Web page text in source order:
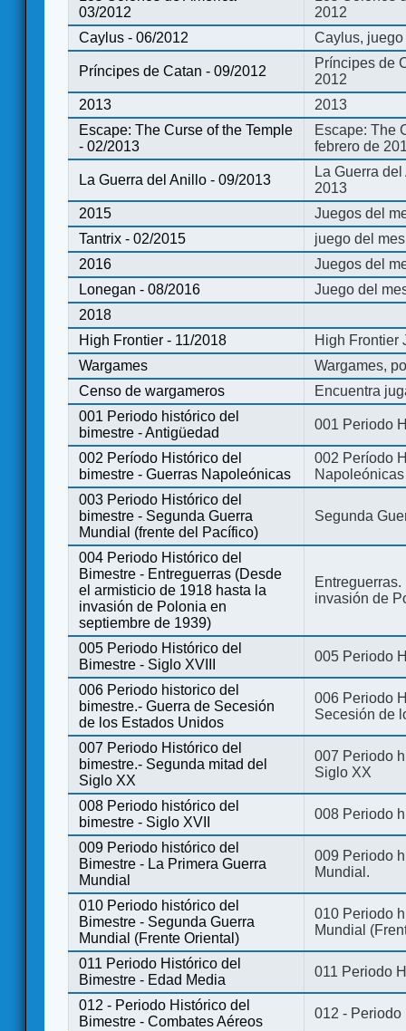
03/2012
2012
Caylus - 06/2012
Caylus,
Príncipes de Catan - 09/2012
Príncipes de
2012
2013
2013
Escape: The Curse of the Temple
- 02/2013
Escape: The
febrero de
La Guerra del Anillo - 09/2013
La Guerra
2013
2015
Juegos del
Tantrix - 02/2015
juego del
2016
Juegos del
Lonegan - 08/2016
Juego del
2018
High Frontier - 11/2018
High Frontier
Wargames
Wargames,
Censo de wargameros
Encuentra
001 Periodo histórico del
bimestre - Antigüedad
001 Periodo
002 Período Histórico del
bimestre - Guerras Napoleónicas
002 Período
Napoleónicas
003 Periodo Histórico del
bimestre - Segunda Guerra
Mundial (frente del Pacífico)
Segunda
004 Periodo Histórico del
Bimestre - Entreguerras (Desde
el armisticio de 1918 hasta la
invasión de Polonia en
septiembre de 1939)
invasión de
005 Periodo Histórico del
Bimestre - Siglo XVIII
005 Periodo
006 Periodo historico del
bimestre.- Guerra de Secesión
de los Estados Unidos
006 Periodo
Secesión de
007 Periodo Histórico del
bimestre.- Segunda mitad del
Siglo XX
007 Periodo
Siglo XX
008 Periodo histórico del
bimestre - Siglo XVII
008 Periodo
009 Periodo histórico del
Bimestre - La Primera Guerra
Mundial
009 Periodo
Mundial.
010 Periodo histórico del
Bimestre - Segunda Guerra
Mundial (Frente Oriental)
010 Periodo
Mundial
011 Periodo Histórico del
Bimestre - Edad Media
011 Periodo
012 - Periodo Histórico del
Bimestre - Combates Aéreos
012 - Periodo